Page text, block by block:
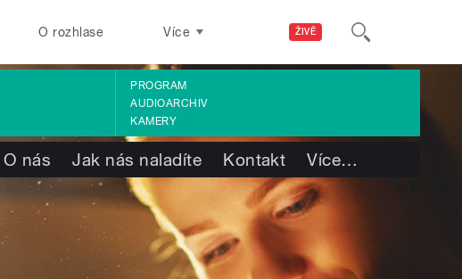
ŽIVĚ
O rozhlase Více
PROGRAM
AUDIOARCHIV
KAMERY
O nás Jak nás naladíte Kontakt Více…